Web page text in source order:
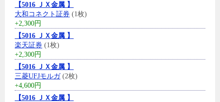
【5016 ＪＸ金属 】
大和コネクト証券 (1枚)
+2,300円
【5016 ＪＸ金属 】
楽天証券 (1枚)
+2,300円
【5016 ＪＸ金属 】
三菱UFJモルガ(2枚)
+4,600円
【5016 ＪＸ金属 】